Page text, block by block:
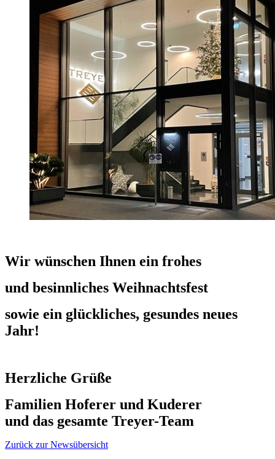
Wir wünschen Ihnen ein frohes
und besinnliches Weihnachtsfest
sowie ein glückliches, gesundes neues
Jahr!
Herzliche Grüße
Familien Hoferer und Kuderer
und das gesamte Treyer-Team
Zurück zur Newsübersicht